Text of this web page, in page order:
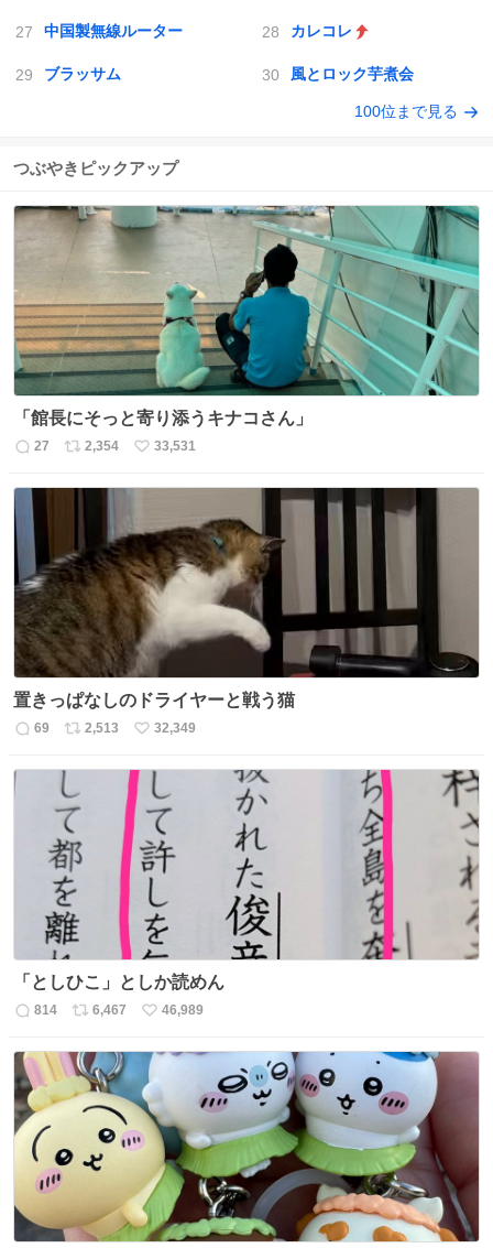
中国製無線ルーター カレコレ
ブラッサム 風とロック芋煮会
100位まで見る
つぶやきピックアップ
「館長にそっと寄り添うキナコさん」
返
数
27
リ
数
2,354
い
33,531
置きっぱなしのドライヤーと戦う猫
返
数
69
リ
ス
ト
数
2,513
い
ね
数
32,349
「としひこ」としか読めん
返
数
814
リ
ス
ト
数
6,467
い
ね
数
46,989